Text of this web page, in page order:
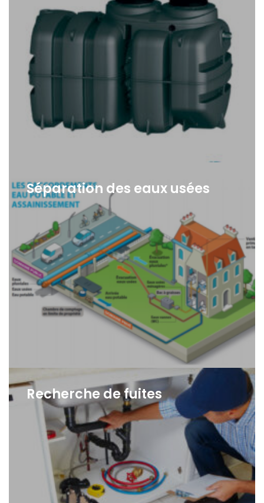
Séparation des eaux usées
Recherche de fuites